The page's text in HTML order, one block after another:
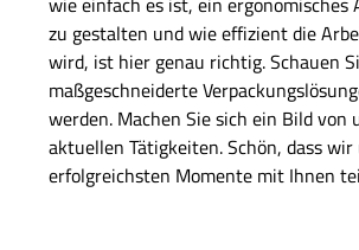
zu gestalten und wie effizient die
wird, ist hier genau richtig. Schauen
maßgeschneiderte
werden. Machen Sie sich ein Bild von
aktuellen Tätigkeiten. Schön, dass
erfolgreichsten Momente mit Ihnen